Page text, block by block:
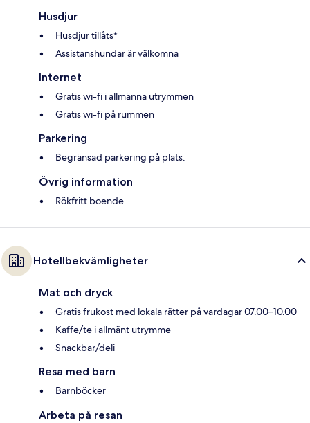
Husdjur
Husdjur tillåts*
Assistanshundar är välkomna
Internet
Gratis wi-fi i allmänna utrymmen
Gratis wi-fi på rummen
Parkering
Begränsad parkering på plats.
Övrig information
Rökfritt boende
Hotellbekvämligheter
Mat och dryck
Gratis frukost med lokala rätter på vardagar 07.00–10.00
Kaffe/te i allmänt utrymme
Snackbar/deli
Resa med barn
Barnböcker
Arbeta på resan